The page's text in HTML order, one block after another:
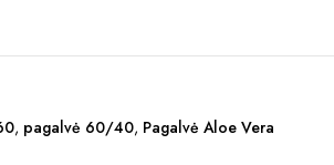
, pagalvė 60/40, Pagalvė Aloe Vera